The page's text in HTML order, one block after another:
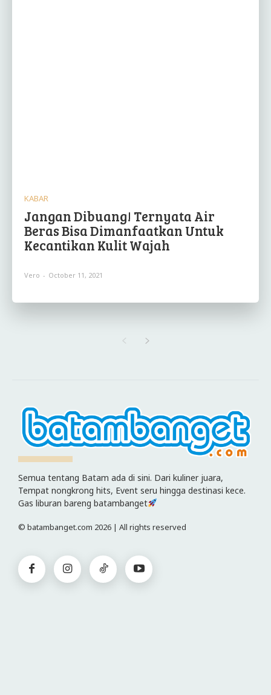
KABAR
Jangan Dibuang! Ternyata Air
Beras Bisa Dimanfaatkan Untuk
Kecantikan Kulit Wajah
Vero - October 11, 2021
Semua tentang Batam ada di sini. Dari kuliner juara,
Tempat nongkrong hits, Event seru hingga destinasi kece.
Gas liburan bareng batambanget
© batambanget.com 2026 | All rights reserved